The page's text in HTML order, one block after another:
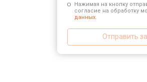
Нажимая на кнопку
согласие на обработку
данных.
Отправить